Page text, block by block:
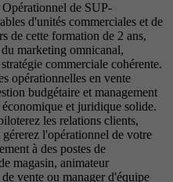
de SUP-
d'unités commerciales et de
de cette formation de 2 ans,
marketing omnicanal,
commerciale cohérente.
opérationnelles en vente
budgétaire et management
et juridique solide.
les relations clients,
l'opérationnel de votre
à des postes de
magasin, animateur
vente ou manager d'équipe